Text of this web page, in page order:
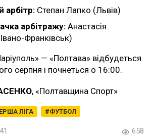
арбітр: Степан Лапко (Львів)
арбітражу: Анастасія
Франківськ)
— «Полтава» відбудеться
серпня і почнеться о 16:00.
, «Полтавщина Спорт»
ЛІГА ФУТБОЛ
658